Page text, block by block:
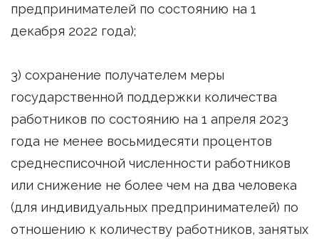
предпринимателей по состоянию на 1
декабря 2022 года);
3) сохранение получателем меры
государственной поддержки количества
работников по состоянию на 1 апреля 2023
года не менее восьмидесяти процентов
среднесписочной численности работников
или снижение не более чем на два человека
(для индивидуальных предпринимателей) по
отношению к количеству работников, занятых